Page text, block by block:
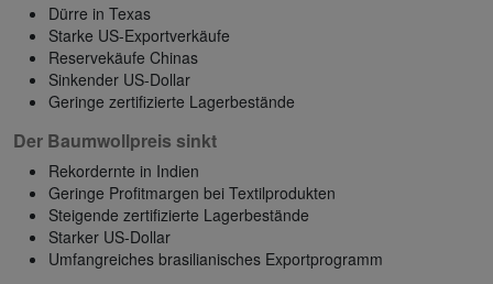
Dürre in Texas
Starke US-Exportverkäufe
Reservekäufe Chinas
Sinkender US-Dollar
Geringe zertifizierte Lagerbestände
Der Baumwollpreis sinkt
Rekordernte in Indien
Geringe Profitmargen bei Textilprodukten
Steigende zertifizierte Lagerbestände
Starker US-Dollar
Umfangreiches brasilianisches Exportprogramm